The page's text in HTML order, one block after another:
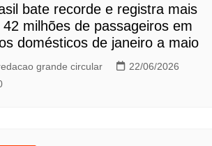
bate recorde e registra mais
42 milhões de passageiros em
domésticos de janeiro a maio
grande circular
22/06/2026